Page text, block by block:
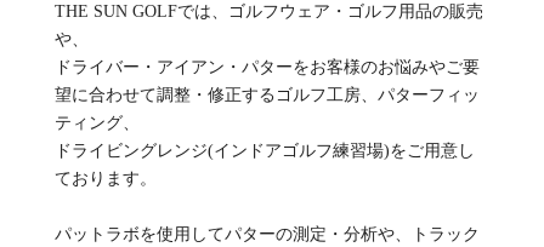
THE SUN GOLFでは、ゴルフウェア・ゴルフ用品の販売
や、
ドライバー・アイアン・パターをお客様のお悩みやご要
望に合わせて調整・修正するゴルフ工房、パターフィッ
ティング、
ドライビングレンジ(インドアゴルフ練習場)をご用意し
ております。
パットラボを使用してパターの測定・分析や、トラック